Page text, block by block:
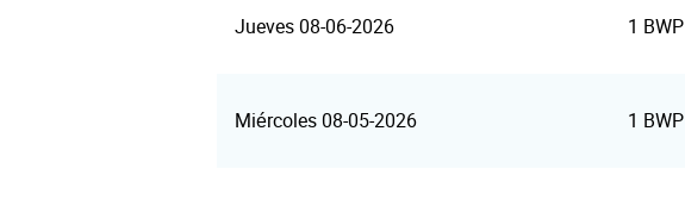
Jueves 08-06-2026 1 BWP
Miércoles 08-05-2026 1 BWP